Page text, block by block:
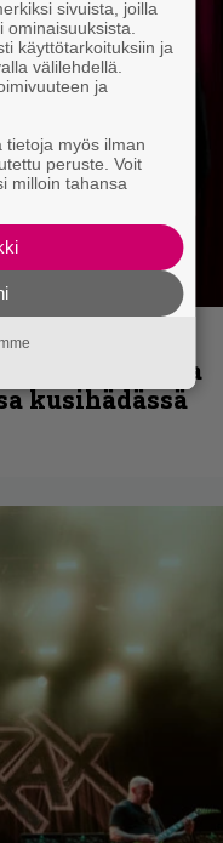
ryydittää
kuvatulla
kusihädässä
sivuista, joilla
käyttötarkoituksiin ja
välilehdellä.
ja
tietoja myös ilman
peruste. Voit
milloin tahansa